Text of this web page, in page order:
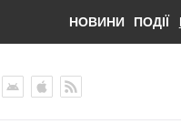
НОВИНИ ПОДІЇ